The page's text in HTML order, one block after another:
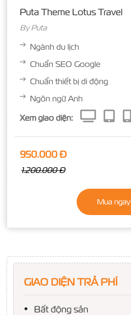
GIAO DIỆN TRẢ PHÍ
Bất động sản
Puta Theme Lotus Travel
ByPuta
Ngành du lịch
Chuẩn SEO Google
Chuẩn thiết bị di động
Ngôn ngữ Anh
Xem giao diện:
950.000 Đ
1.200.000 Đ
Mua ngay